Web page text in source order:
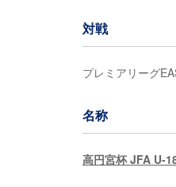
対戦
プレミアリーグ
名称
高円宮杯 JFA U-